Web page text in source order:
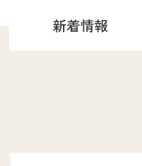
文部科学省 高等教育
新着情報